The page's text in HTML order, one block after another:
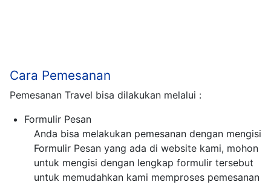
Cara Pemesanan
Pemesanan Travel bisa dilakukan melalui :
Formulir Pesan
Anda bisa melakukan pemesanan dengan mengisi
Formulir Pesan yang ada di website kami, mohon
untuk mengisi dengan lengkap formulir tersebut
untuk memudahkan kami memproses pemesanan